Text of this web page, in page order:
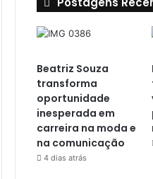
Beatriz Souza
transforma
oportunidade
inesperada em
carreira na moda e
na comunicação
4 dias atrás